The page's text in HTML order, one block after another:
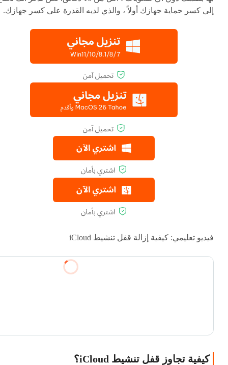
إلى كسر حماية جهازك أولاً ، والذي لديه القدرة على كسر جهازك.
فيديو تعليمي: كيفية إزالة قفل تنشيط iCloud
كيفية تجاوز قفل تنشيط iCloud؟